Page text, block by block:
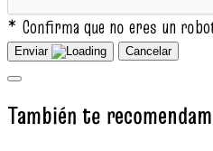
* Confirma que no eres un
Enviar Cancelar
También te